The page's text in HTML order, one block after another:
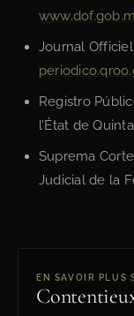
Journal Officiel
Registro
l’État de
Suprema
Judicial de la
EN SAVOIR PLUS